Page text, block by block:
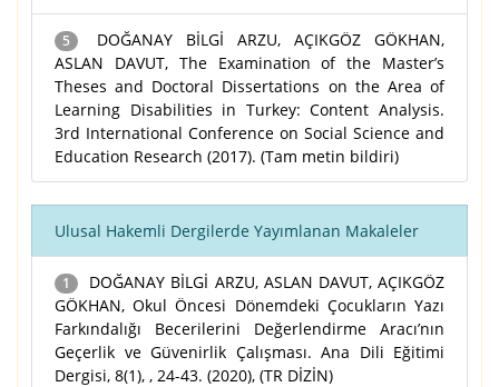
5
DOĞANAY BİLGİ ARZU, AÇIKGÖZ GÖKHAN,
ASLAN DAVUT, The Examination of the Master’s
Theses and Doctoral Dissertations on the Area of
Learning Disabilities in Turkey: Content Analysis.
3rd International Conference on Social Science and
Education Research (2017). (Tam metin bildiri)
Ulusal Hakemli Dergilerde Yayımlanan Makaleler
1
DOĞANAY BİLGİ ARZU, ASLAN DAVUT, AÇIKGÖZ
GÖKHAN, Okul Öncesi Dönemdeki Çocukların Yazı
Farkındalığı Becerilerini Değerlendirme Aracı’nın
Geçerlik ve Güvenirlik Çalışması. Ana Dili Eğitimi
Dergisi, 8(1), , 24-43. (2020), (TR DİZİN)